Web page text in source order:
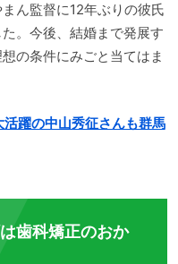
ん監督に12年ぶりの彼氏
。今後、結婚まで発展す
の条件にみごと当てはま
躍の中山秀征さんも群馬
歯科矯正のおか